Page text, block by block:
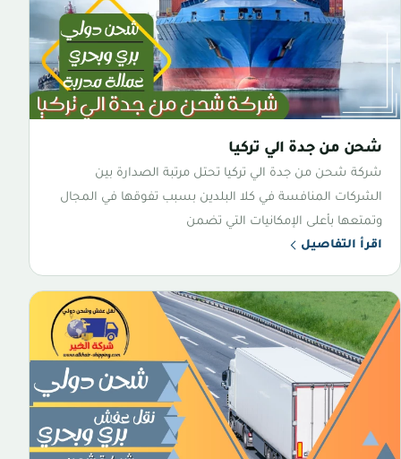
شحن من جدة الي تركيا
شركة شحن من جدة الي تركيا تحتل مرتبة الصدارة بين
الشركات المنافسة في كلا البلدين بسبب تفوقها في المجال
وتمتعها بأعلى الإمكانيات التي تضمن
اقرأ التفاصيل